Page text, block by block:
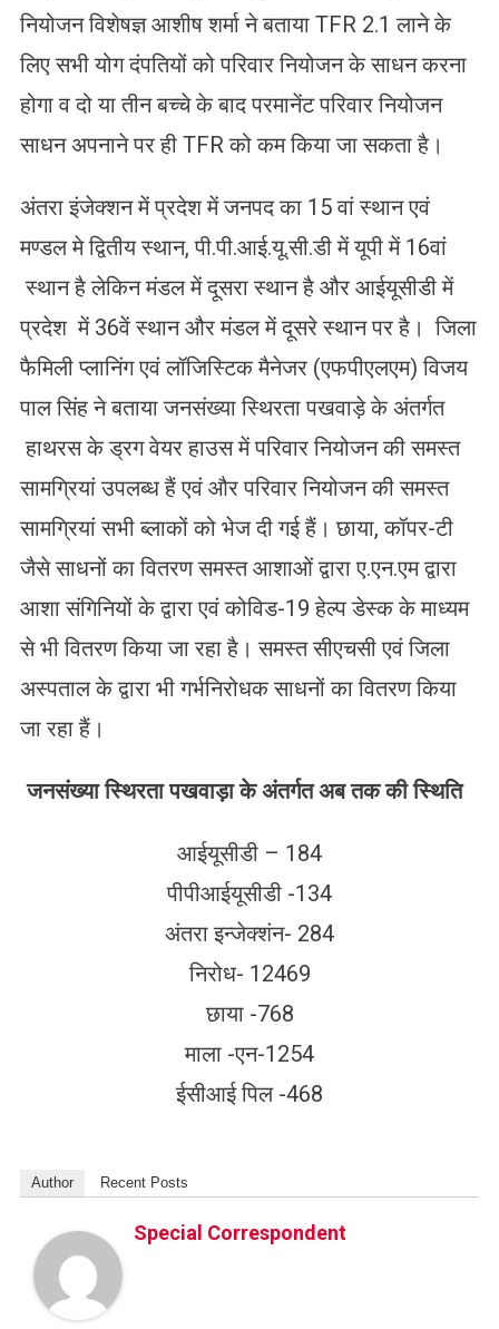
नियोजन विशेषज्ञ आशीष शर्मा ने बताया TFR 2.1 लाने के
लिए सभी योग दंपतियों को परिवार नियोजन के साधन करना
होगा व दो या तीन बच्चे के बाद परमानेंट परिवार नियोजन
साधन अपनाने पर ही TFR को कम किया जा सकता है।
अंतरा इंजेक्शन में प्रदेश में जनपद का 15 वां स्थान एवं
मण्डल मे द्वितीय स्थान, पी.पी.आई.यू.सी.डी में यूपी में 16वां
स्थान है लेकिन मंडल में दूसरा स्थान है और आईयूसीडी में
प्रदेश में 36वें स्थान और मंडल में दूसरे स्थान पर है। जिला
फैमिली प्लानिंग एवं लॉजिस्टिक मैनेजर (एफपीएलएम) विजय
पाल सिंह ने बताया जनसंख्या स्थिरता पखवाड़े के अंतर्गत
हाथरस के ड्रग वेयर हाउस में परिवार नियोजन की समस्त
सामग्रियां उपलब्ध हैं एवं और परिवार नियोजन की समस्त
सामग्रियां सभी ब्लाकों को भेज दी गई हैं। छाया, कॉपर-टी
जैसे साधनों का वितरण समस्त आशाओं द्वारा ए.एन.एम द्वारा
आशा संगिनियों के द्वारा एवं कोविड-19 हेल्प डेस्क के माध्यम
से भी वितरण किया जा रहा है। समस्त सीएचसी एवं जिला
अस्पताल के द्वारा भी गर्भनिरोधक साधनों का वितरण किया
जा रहा हैं।
जनसंख्या स्थिरता पखवाड़ा के अंतर्गत अब तक की स्थिति
आईयूसीडी – 184
पीपीआईयूसीडी -134
अंतरा इन्जेक्शंन- 284
निरोध- 12469
छाया -768
माला -एन-1254
ईसीआई पिल -468
Author Recent Posts
Special Correspondent